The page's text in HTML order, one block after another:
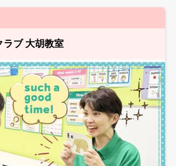
ラブ 大胡教室